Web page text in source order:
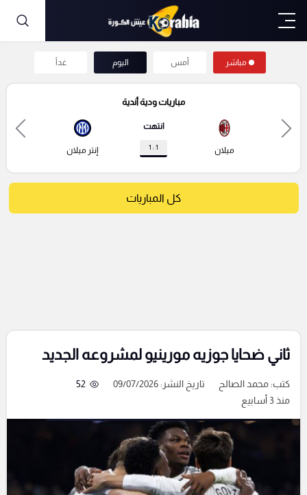
مباشر أمس اليوم غداً
مباريات ودية أندية
ميلان
انتهت
1 : 1 إنتر ميلان
كل المباريات
ثاني ضحايا جوزيه مورينيو لمشروعه الجديد
كتب:محمد الصالح تاريخ النشر: 09/07/2026
52
منذ 3 أسابيع